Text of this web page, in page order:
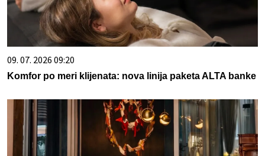
09. 07. 2026 09:20
Komfor po meri klijenata: nova linija paketa ALTA banke